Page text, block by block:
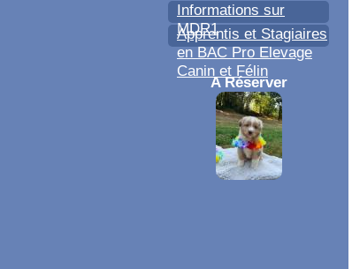
Informations sur
MDR1
Apprentis et Stagiaires
en BAC Pro Elevage
Canin et Félin
A Réserver